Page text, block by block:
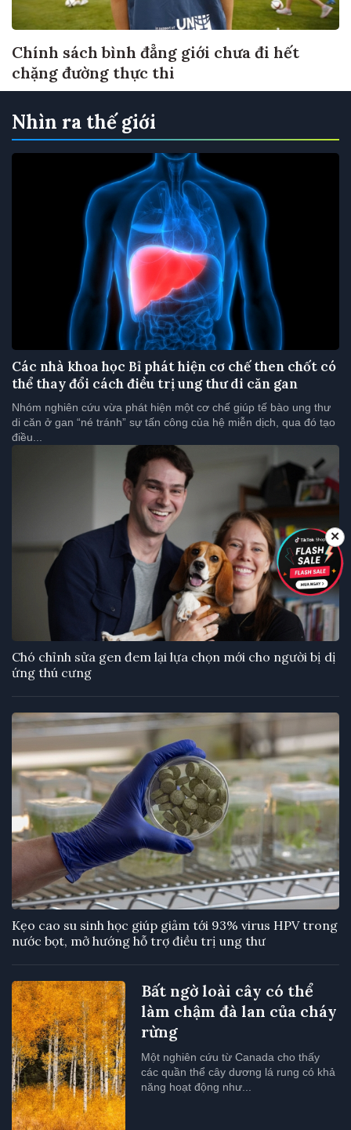
Chính sách bình đẳng giới chưa đi hết
chặng đường thực thi
Nhìn ra thế giới
Các nhà khoa học Bỉ phát hiện cơ chế then chốt có
thể thay đổi cách điều trị ung thư di căn gan
Nhóm nghiên cứu vừa phát hiện một cơ chế giúp tế bào ung thư
di căn ở gan “né tránh” sự tấn công của hệ miễn dịch, qua đó tạo
điều...
Chó chỉnh sửa gen đem lại lựa chọn mới cho người bị dị
ứng thú cưng
Kẹo cao su sinh học giúp giảm tới 93% virus HPV trong
nước bọt, mở hướng hỗ trợ điều trị ung thư
Bất ngờ loài cây có thể
làm chậm đà lan của cháy
rừng
Một nghiên cứu từ Canada cho thấy
các quần thể cây dương lá rung có khả
năng hoạt động như...
✕